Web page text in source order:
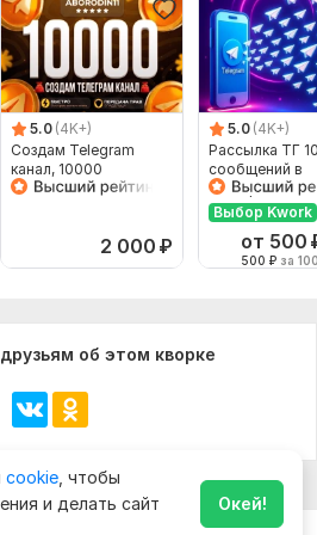
5.0 (4K+)
Создам Telegram
канал, 10000
подписчиков тг,
2 000 ₽
5.0 (4K+)
Рассылка ТГ
сообщений в
Телеграм
Выбор Kwork
от 500
500 ₽ за
об этом кворке
cookie , чтобы
и делать сайт
Окей!